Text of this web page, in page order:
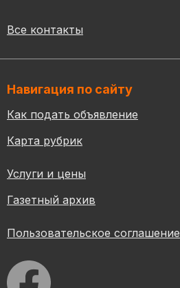
Все контакты
Навигация по сайту
Как подать объявление
Карта рубрик
Услуги и цены
Газетный архив
Пользовательское соглашение